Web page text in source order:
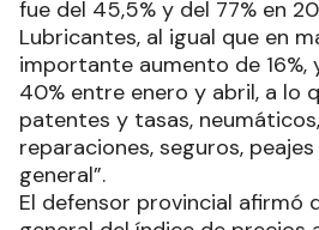
fue del 45,5% y del 77% en
Lubricantes, al igual que en
importante aumento de 16%,
40% entre enero y abril, a lo
patentes y tasas,
reparaciones, seguros,
general”.
El defensor provincial afirmó